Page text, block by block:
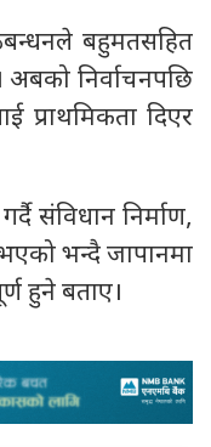
बहुमतसहित
अबको निर्वाचनपछि
प्राथमिकता दिएर
संविधान निर्माण,
भएको भन्दै जापानमा
हुने बताए।